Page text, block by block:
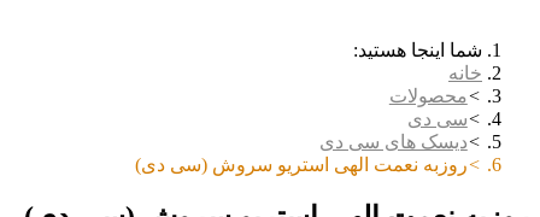
شما اینجا هستید:
خانه
محصولات
سی دی
دیسک های سی دی
روزبه نعمت الهی استریو سروش (سی دی)